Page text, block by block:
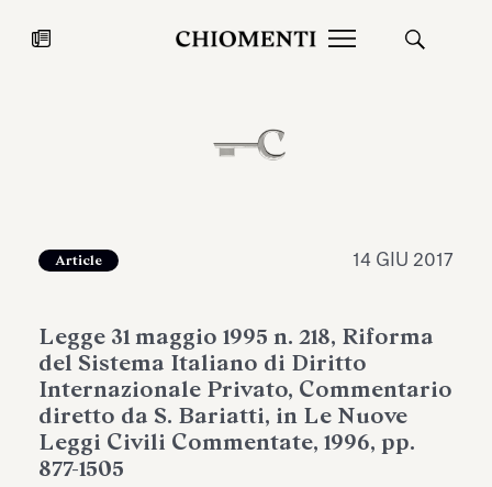
27 LUG 2026
Fondazione Torlonia inaugura la
mostra Marmora Romana
Chiomenti
Article 14 GIU 2017
Legge 31 maggio 1995 n. 218, Riforma
del Sistema Italiano di Diritto
Internazionale Privato, Commentario
diretto da S. Bariatti, in Le Nuove
Leggi Civili Commentate, 1996, pp.
877-1505